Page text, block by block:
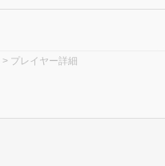
> プレイヤー詳細